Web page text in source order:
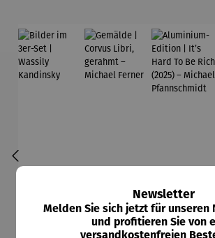
Newsletter
Melden Sie sich jetzt für unseren
und profitieren Sie von
versandkostenfreien